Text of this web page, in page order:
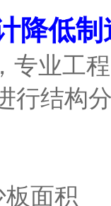
降低制
专业工
行结构
面积